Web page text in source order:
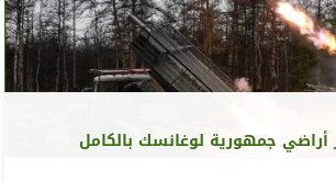
أراضي جمهورية لوغانسك بالكامل